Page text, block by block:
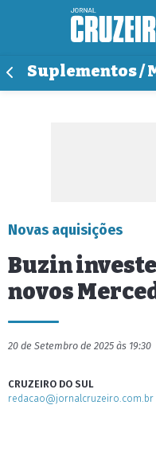
Suplementos /
Novas aquisições
Buzin
novos
20 de Setembro de 2025 às 19:30
CRUZEIRO DO SUL
redacao@jornalcruzeiro.com.br